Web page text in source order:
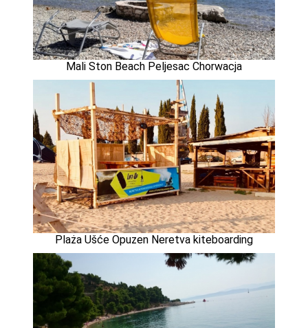
Mali Ston Beach Peljesac Chorwacja
Plaża Ušće Opuzen Neretva kiteboarding